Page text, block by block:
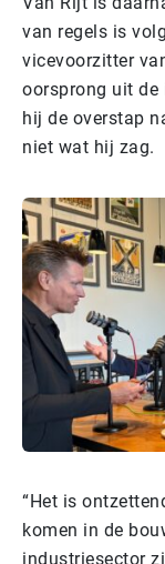
van regels is
vicevoorzitter
oorsprong uit de
hij de overstap
niet wat hij zag.
“Het is
komen in de
industriesector